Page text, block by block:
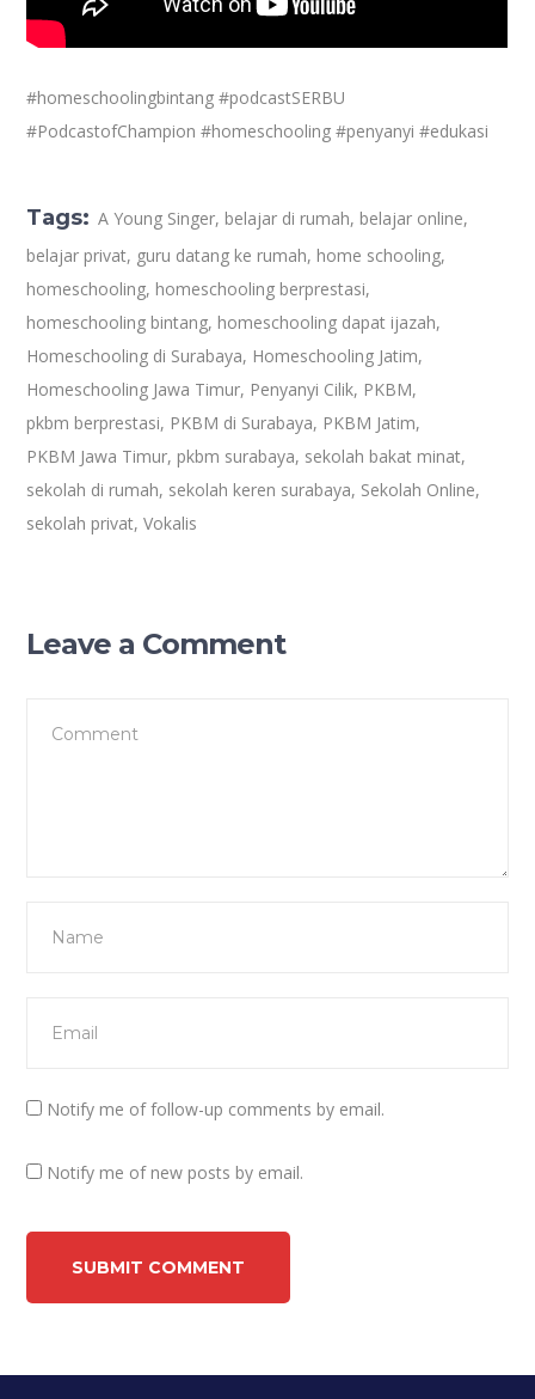
#homeschoolingbintang #podcastSERBU
#PodcastofChampion #homeschooling #penyanyi #edukasi
Tags: A Young Singer, belajar di rumah, belajar online,
belajar privat, guru datang ke rumah, home schooling,
homeschooling, homeschooling berprestasi,
homeschooling bintang, homeschooling dapat ijazah,
Homeschooling di Surabaya, Homeschooling Jatim,
Homeschooling Jawa Timur, Penyanyi Cilik, PKBM,
pkbm berprestasi, PKBM di Surabaya, PKBM Jatim,
PKBM Jawa Timur, pkbm surabaya, sekolah bakat minat,
sekolah di rumah, sekolah keren surabaya, Sekolah Online,
sekolah privat,Vokalis
Leave a Comment
Notify me of follow-up comments by email.
Notify me of new posts by email.